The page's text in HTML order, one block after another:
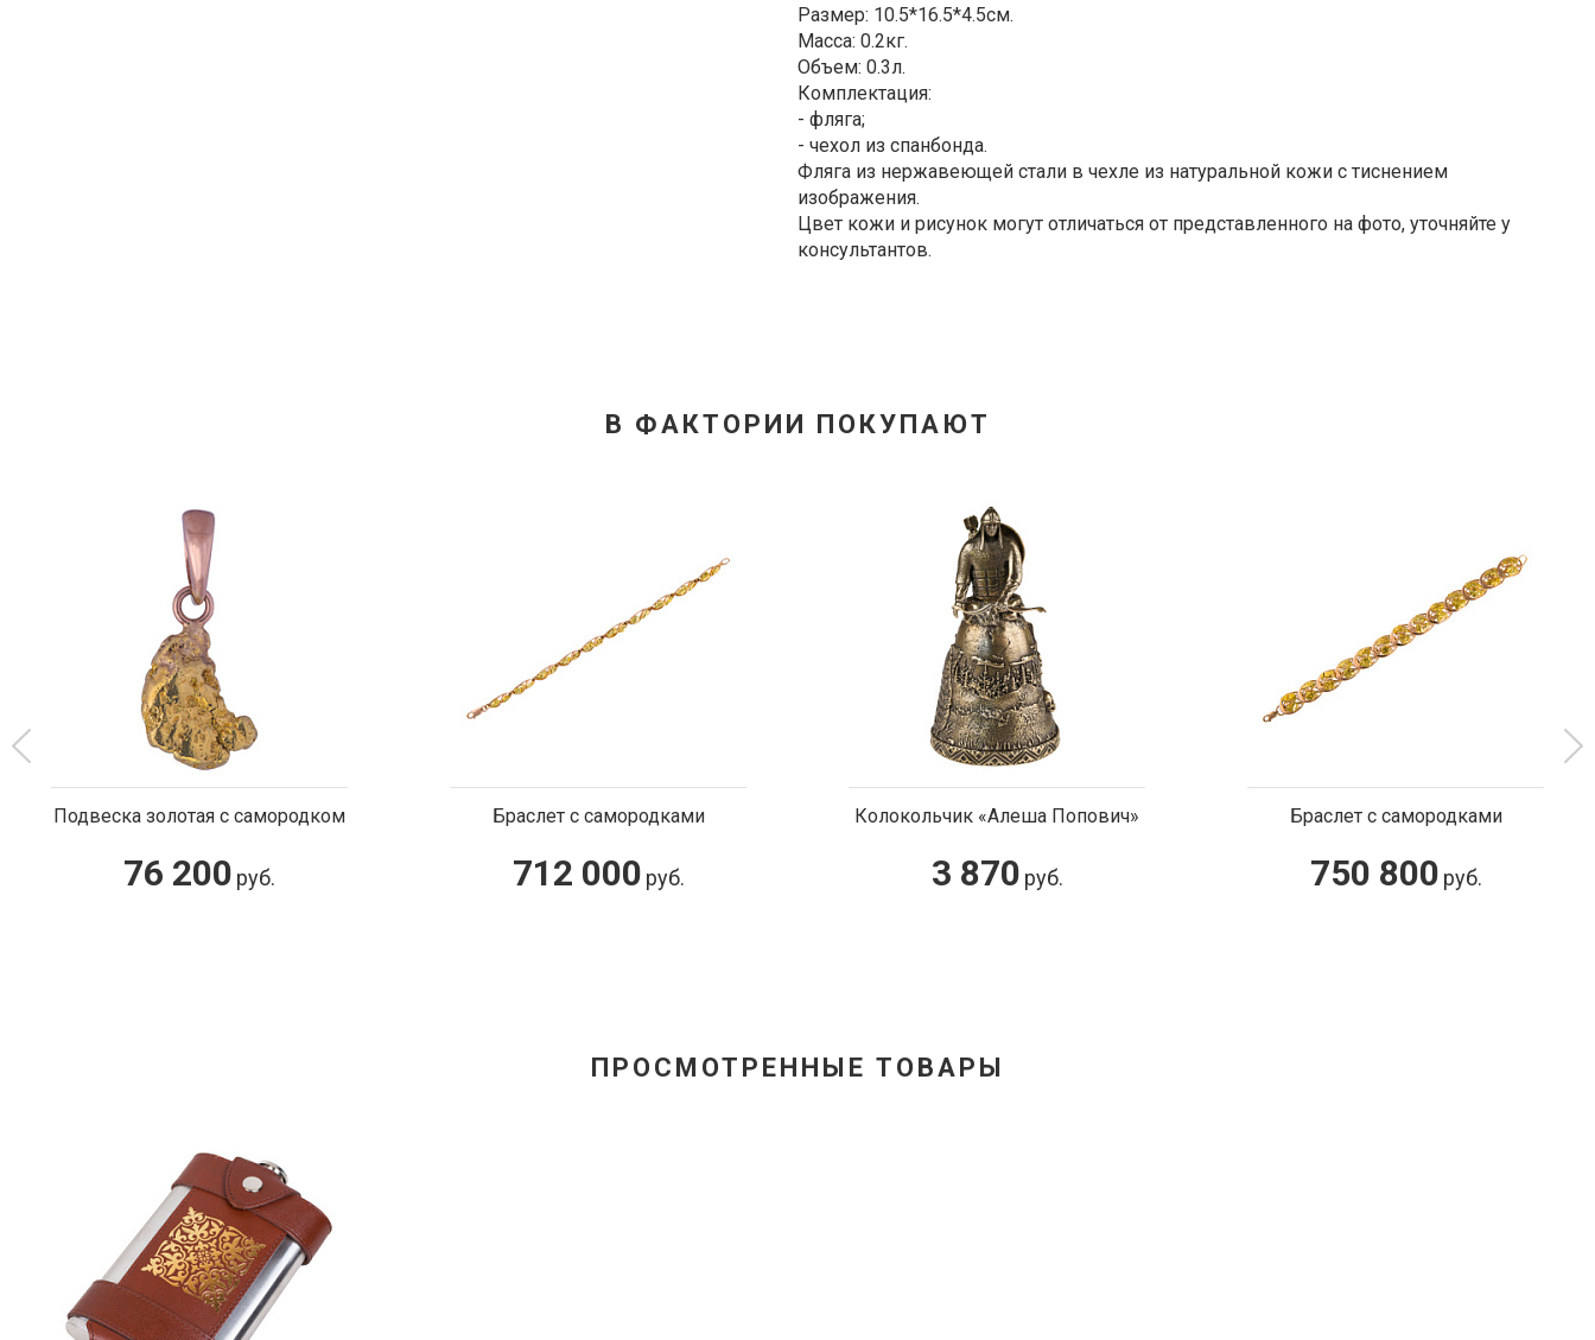
Размер: 10.5*16.5*4.5см.
Масса: 0.2кг.
Объем: 0.3л.
Комплектация:
- фляга;
- чехол из спанбонда.
Фляга из нержавеющей стали в чехле из натуральной кожи с тиснением
изображения.
Цвет кожи и рисунок могут отличаться от представленного на фото, уточняйте у
консультантов.
В ФАКТОРИИ ПОКУПАЮТ
Браслет с самородками
712 000
Колокольчик «Алеша Попович»
3 870
Браслет с самородками
750 800
Бюст «Петр l»
3 000
ПРОСМОТРЕННЫЕ ТОВАРЫ